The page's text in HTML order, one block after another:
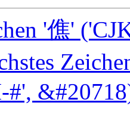
'僬'
#',